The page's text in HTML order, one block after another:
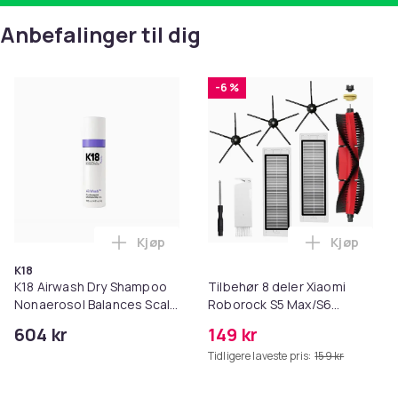
Anbefalinger til dig
K18
K18 Airwash Dry Shampoo
Nonaerosol Balances Scalp
604 kr
Legg K18 Airwash Dry Shampoo
Kjøp
-6 %
Tilbehør 8 deler Xiaomi
Roborock S5 Max/S6
MAXV/S50/S51/S55/S5/S60/
149 kr
Tidligere laveste pris: 159 kr
Legg
Kjøp